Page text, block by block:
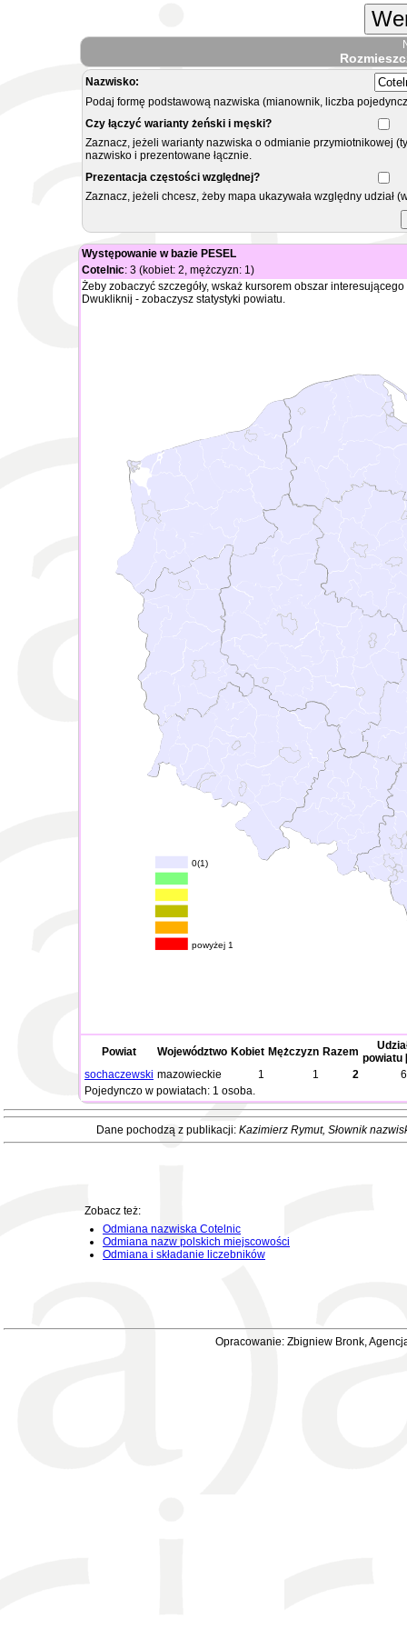
Nazwisko:
Podaj formę podstawową nazwiska (mianownik, liczba
Czy łączyć warianty żeński i męski?
Zaznacz, jeżeli warianty nazwiska o odmianie przymiotnikowej
nazwisko i prezentowane łącznie.
Prezentacja częstości względnej?
Zaznacz, jeżeli chcesz, żeby mapa ukazywała względny
Występowanie w bazie PESEL
Cotelnic: 3 (kobiet: 2, mężczyzn: 1)
Żeby zobaczyć szczegóły, wskaż kursorem obszar
Dwukliknij - zobaczysz statystyki powiatu.
0(1)
powyżej 1
Powiat Województwo Kobiet Mężczyzn Razem powiatu
sochaczewski mazowieckie 1 1 2
Pojedynczo w powiatach: 1 osoba.
Dane pochodzą z publikacji: Kazimierz Rymut, Słownik
Zobacz też:
Odmiana nazwiska Cotelnic
Odmiana nazw polskich miejscowości
Odmiana i składanie liczebników
Opracowanie: Zbigniew Bronk,